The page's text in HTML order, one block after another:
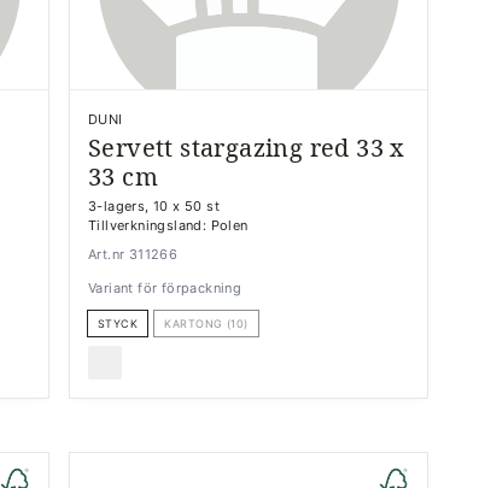
DUNI
Servett stargazing red 33 x
33 cm
3-lagers, 10 x 50 st
Tillverkningsland: Polen
Art.nr 311266
Variant för förpackning
STYCK KARTONG (10)